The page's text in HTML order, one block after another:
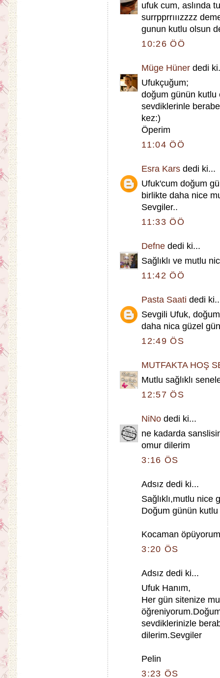
ufuk cum, aslında
surrpprrııızzzz
gunun kutlu olsun
10:26 ÖÖ
Müge Hüner dedi
Ufukçuğum;
doğum günün kutlu
sevdiklerinle
kez:)
Öperim
11:04 ÖÖ
Esra Kars dedi ki...
Ufuk'cum doğum
birlikte daha nice
Sevgiler..
11:33 ÖÖ
Defne dedi ki...
Sağlıklı ve mutlu
11:42 ÖÖ
Pasta Saati dedi
Sevgili Ufuk,
daha nica güzel
12:49 ÖS
MUTFAKTA HOŞ
Mutlu sağlıklı
12:57 ÖS
NiNo dedi ki...
ne kadarda
omur dilerim
3:16 ÖS
Adsız dedi ki...
Sağlıklı,mutlu nice
Doğum günün
Kocaman
3:20 ÖS
Adsız dedi ki...
Ufuk Hanım,
Her gün sitenize
sevdiklerinizle
dilerim.Sevgiler
Pelin
3:23 ÖS